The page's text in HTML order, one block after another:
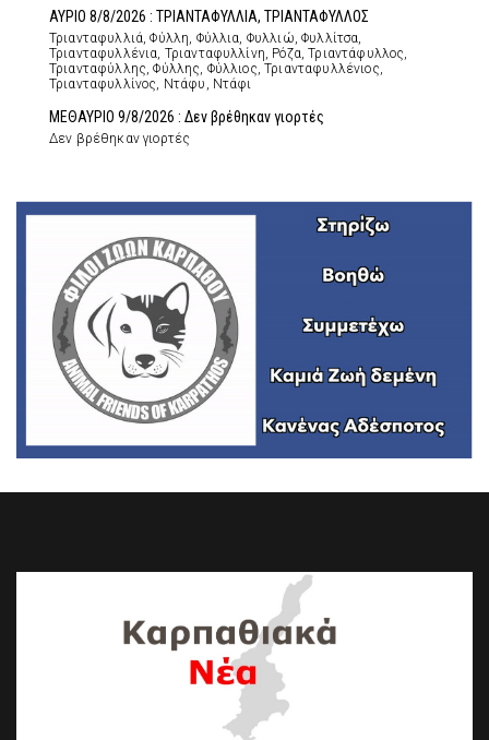
ΑΥΡΙΟ 8/8/2026 : ΤΡΙΑΝΤΑΦΥΛΛΙΑ, ΤΡΙΑΝΤΑΦΥΛΛΟΣ
Τριανταφυλλιά, Φύλλη, Φύλλια, Φυλλιώ, Φυλλίτσα,
Τριανταφυλλένια, Τριανταφυλλίνη, Ρόζα, Τριαντάφυλλος,
Τριανταφύλλης, Φύλλης, Φύλλιος, Τριανταφυλλένιος,
Τριανταφυλλίνος, Ντάφυ, Ντάφι
ΜΕΘΑΥΡΙΟ 9/8/2026 : Δεν βρέθηκαν γιορτές
Δεν βρέθηκαν γιορτές